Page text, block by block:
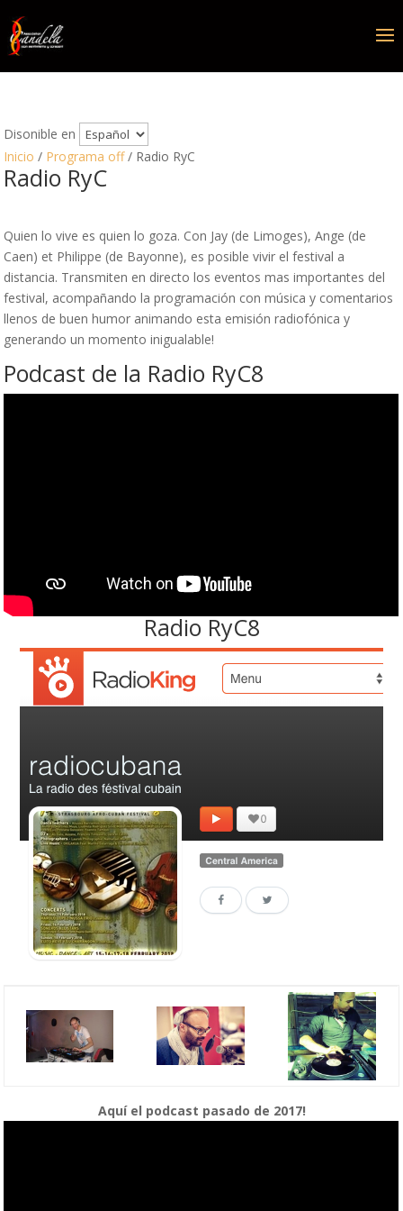
Disonible en
Inicio / Programa off/ Radio RyC
Radio RyC
Quien lo vive es quien lo goza. Con Jay (de Limoges), Ange (de
Caen) et Philippe (de Bayonne), es posible vivir el festival a
distancia. Transmiten en directo los eventos mas importantes del
festival, acompañando la programación con música y comentarios
llenos de buen humor animando esta emisión radiofónica y
generando un momento inigualable!
Podcast de la Radio RyC8
Radio RyC8
Aquí el podcast pasado de 2017!